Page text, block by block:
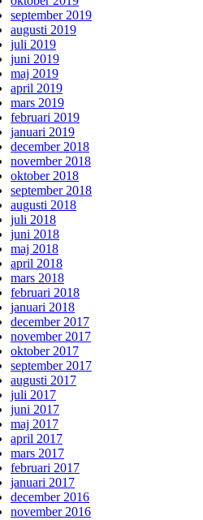
september 2019
augusti 2019
juli 2019
juni 2019
maj 2019
april 2019
mars 2019
februari 2019
januari 2019
december 2018
november 2018
oktober 2018
september 2018
augusti 2018
juli 2018
juni 2018
maj 2018
april 2018
mars 2018
februari 2018
januari 2018
december 2017
november 2017
oktober 2017
september 2017
augusti 2017
juli 2017
juni 2017
maj 2017
april 2017
mars 2017
februari 2017
januari 2017
december 2016
november 2016